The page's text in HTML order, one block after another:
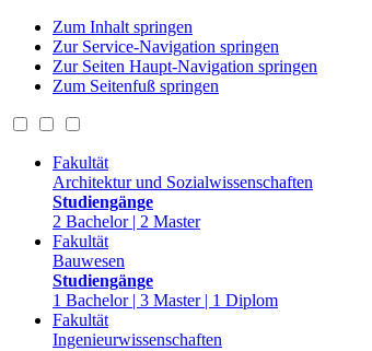
Zum Inhalt springen
Zur Service-Navigation springen
Zur Seiten Haupt-Navigation springen
Zum Seitenfuß springen
Fakultät
Architektur und Sozialwissenschaften
Studiengänge
2 Bachelor | 2 Master
Fakultät
Bauwesen
Studiengänge
1 Bachelor | 3 Master | 1 Diplom
Fakultät
Ingenieurwissenschaften